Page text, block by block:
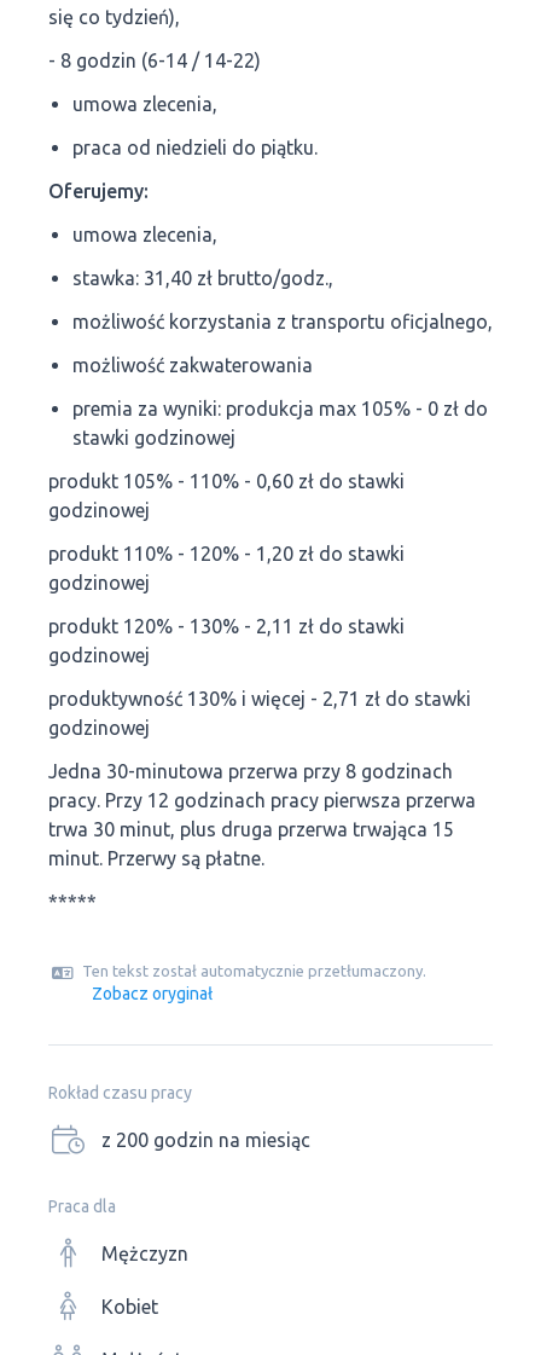
się co tydzień),
- 8 godzin (6-14 / 14-22)
umowa zlecenia,
praca od niedzieli do piątku.
Oferujemy:
umowa zlecenia,
stawka: 31,40 zł brutto/godz.,
możliwość korzystania z transportu oficjalnego,
możliwość zakwaterowania
premia za wyniki: produkcja max 105% - 0 zł do
stawki godzinowej
produkt 105% - 110% - 0,60 zł do stawki
godzinowej
produkt 110% - 120% - 1,20 zł do stawki
godzinowej
produkt 120% - 130% - 2,11 zł do stawki
godzinowej
produktywność 130% i więcej - 2,71 zł do stawki
godzinowej
Jedna 30-minutowa przerwa przy 8 godzinach
pracy. Przy 12 godzinach pracy pierwsza przerwa
trwa 30 minut, plus druga przerwa trwająca 15
minut. Przerwy są płatne.
*****
Ten tekst został automatycznie przetłumaczony.
Zobacz oryginał
Rokład czasu pracy
z 200 godzin na miesiąc
Praca dla
Mężczyzn
Kobiet